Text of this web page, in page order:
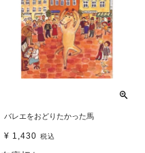
バレエをおどりたかった馬
¥ 1,430 税込